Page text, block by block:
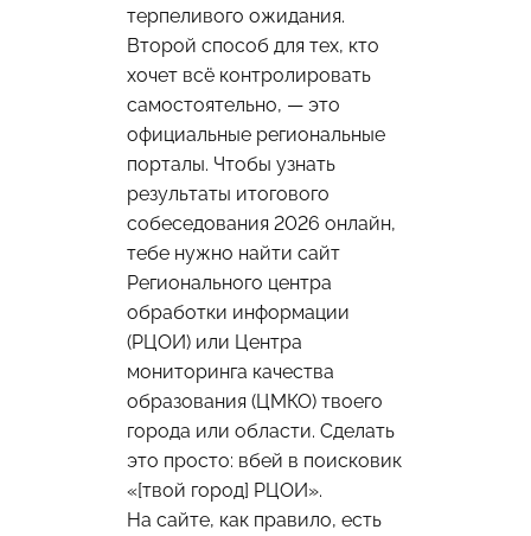
терпеливого ожидания.
Второй способ для тех, кто
хочет всё контролировать
самостоятельно, — это
официальные региональные
порталы. Чтобы узнать
результаты итогового
собеседования 2026 онлайн,
тебе нужно найти сайт
Регионального центра
обработки информации
(РЦОИ) или Центра
мониторинга качества
образования (ЦМКО) твоего
города или области. Сделать
это просто: вбей в поисковик
«[твой город] РЦОИ».
На сайте, как правило, есть